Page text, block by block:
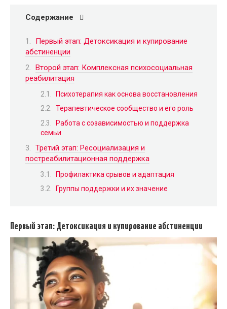
Содержание
Первый этап: Детоксикация и купирование
абстиненции
Второй этап: Комплексная психосоциальная
реабилитация
Психотерапия как основа восстановления
Терапевтическое сообщество и его роль
Работа с созависимостью и поддержка
семьи
Третий этап: Ресоциализация и
постреабилитационная поддержка
Профилактика срывов и адаптация
Группы поддержки и их значение
Первый этап: Детоксикация и купирование абстиненции